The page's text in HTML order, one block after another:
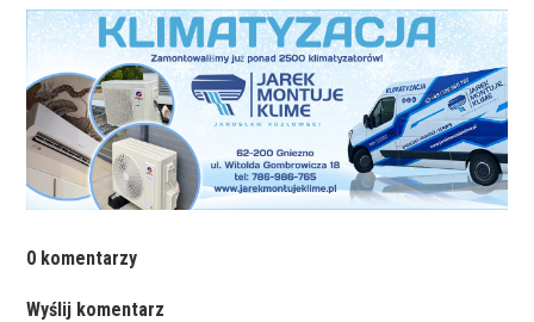
0 komentarzy
Wyślij komentarz